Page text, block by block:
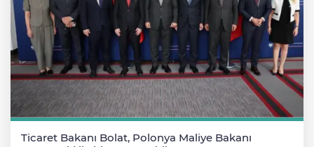
Ticaret Bakanı Bolat, Polonya Maliye Bakanı